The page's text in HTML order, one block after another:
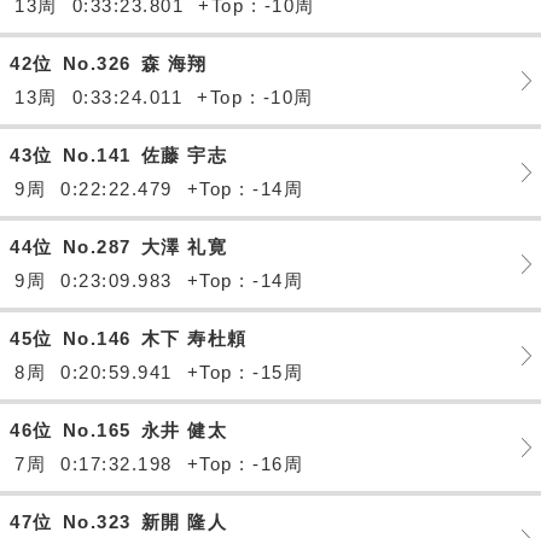
13周
0:33:23.801 +Top : -10周
42位 No.326 森 海翔
13周
0:33:24.011 +Top : -10周
43位 No.141 佐藤 宇志
9周
0:22:22.479 +Top : -14周
44位 No.287
大澤 礼寛
9周
0:23:09.983 +Top : -14周
45位 No.146 木下 寿杜頼
8周
0:20:59.941 +Top : -15周
46位 No.165
永井 健太
7周
0:17:32.198 +Top : -16周
47位 No.323
新開 隆人